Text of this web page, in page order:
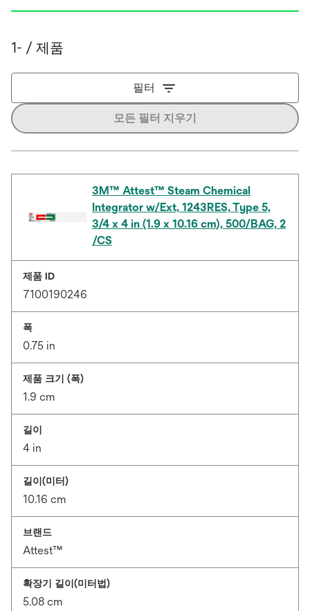
1- / 제품
필터
모든 필터 지우기
3M™ Attest™ Steam Chemical
Integrator w/Ext, 1243RES, Type 5,
3/4 x 4 in (1.9 x 10.16 cm), 500/BAG, 2
/CS
제품 ID
7100190246
폭
0.75 in
제품 크기 (폭)
1.9 cm
길이
4 in
길이(미터)
10.16 cm
브랜드
Attest™
확장기 길이(미터법)
5.08 cm